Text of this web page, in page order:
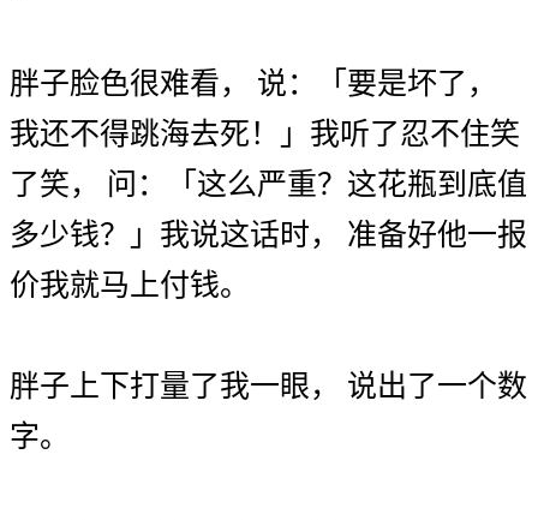
胖子脸色很难看， 说： 「 要是坏了 ，
我还不得跳海去死！ 」 我听了忍不住笑
了笑， 问 ： 「 这么严重？ 这花瓶到底值
多少钱？ 」 我说这话时， 准备好他一报
价我就马上付钱。
胖子 上下打量了我一眼， 说出了一个数
字。